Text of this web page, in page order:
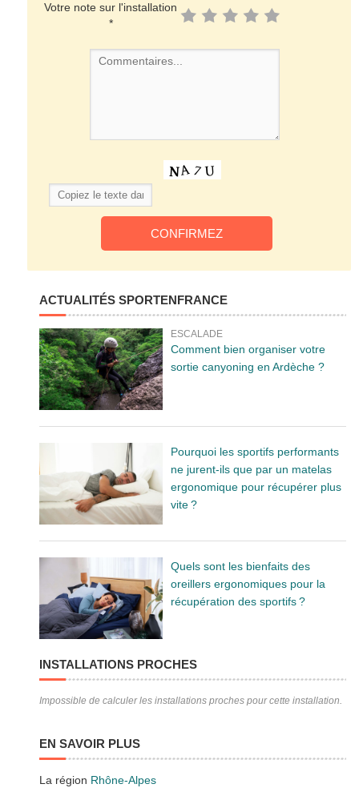
Votre note sur l'installation
*
ACTUALITÉS SPORTENFRANCE
ESCALADE
Comment bien organiser votre
sortie canyoning en Ardèche ?
Pourquoi les sportifs performants
ne jurent-ils que par un matelas
ergonomique pour récupérer plus
vite ?
Quels sont les bienfaits des
oreillers ergonomiques pour la
récupération des sportifs ?
INSTALLATIONS PROCHES
Impossible de calculer les installations proches pour cette installation.
EN SAVOIR PLUS
La région Rhône-Alpes